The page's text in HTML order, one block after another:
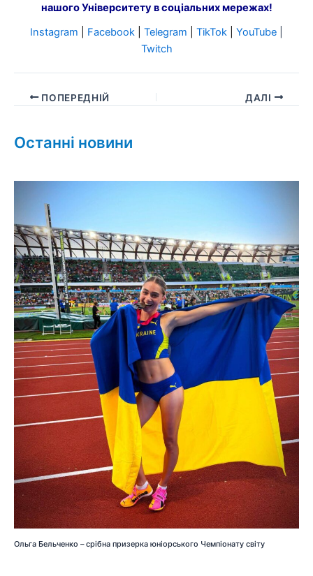
нашого Університету в соціальних мережах!
Instagram
Facebook Telegram TikTok YouTube
Twitch
ПОПЕРЕДНІЙ ДАЛІ
Останні новини
Ольга Бельченко – срібна призерка юніорського Чемпіонату світу